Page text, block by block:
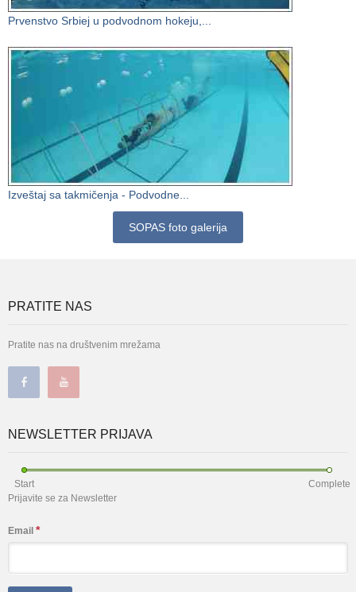
Prvenstvo Srbiej u podvodnom hokeju,...
Izveštaj sa takmičenja - Podvodne...
SOPAS foto galerija
PRATITE NAS
Pratite nas na društvenim mrežama
NEWSLETTER PRIJAVA
Start
Complete
Prijavite se za Newsletter
Email *